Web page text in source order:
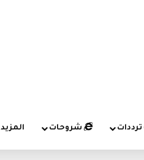
ترددات شروحات المزيد